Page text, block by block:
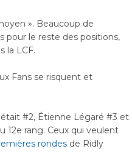
». Beaucoup de
pour le reste des positions,
la LCF.
Fans se risquent et
#2, Étienne Légaré #3 et
12e rang. Ceux qui veulent
rondes de Ridly